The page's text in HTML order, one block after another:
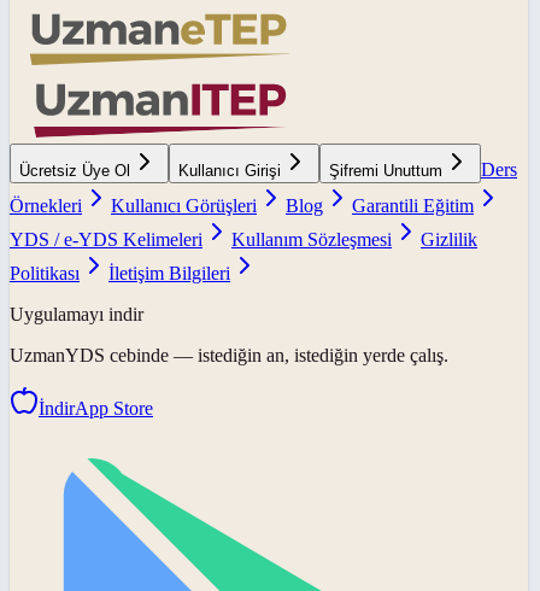
Ücretsiz Üye Ol Kullanıcı Girişi Şifremi Unuttum
Ders
Örnekleri
Kullanıcı Görüşleri Blog
Garantili Eğitim
YDS / e-YDS Kelimeleri
Kullanım Sözleşmesi
Gizlilik
Politikası
İletişim Bilgileri
Uygulamayı indir
UzmanYDS cebinde — istediğin an, istediğin yerde çalış.
İndirApp Store